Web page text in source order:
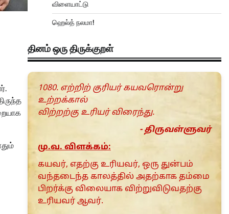
விளையாட்டு
ஹெல்த் நலமா!
தினம் ஒரு திருக்குறள்
1080. எற்றிற் குரியர் கயவரொன்று
உற்றக்கால்
விற்றற்கு உரியர் விரைந்து.
- திருவள்ளுவர்
மு.வ. விளக்கம்:
கயவர், எதற்கு உரியவர், ஒரு துன்பம்
வந்தடைந்த காலத்தில் அதற்காக தம்மை
பிறர்க்கு விலையாக விற்றுவிடுவதற்கு
உரியவர் ஆவர்.